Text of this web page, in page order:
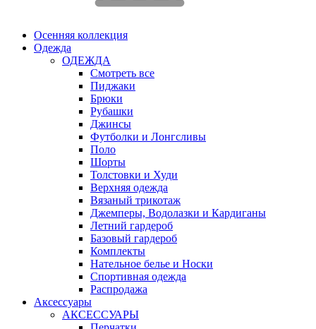
Осенняя коллекция
Одежда
ОДЕЖДА
Смотреть все
Пиджаки
Брюки
Рубашки
Джинсы
Футболки и Лонгсливы
Поло
Шорты
Толстовки и Худи
Верхняя одежда
Вязаный трикотаж
Джемперы, Водолазки и Кардиганы
Летний гардероб
Базовый гардероб
Комплекты
Нательное белье и Носки
Спортивная одежда
Распродажа
Аксессуары
АКСЕССУАРЫ